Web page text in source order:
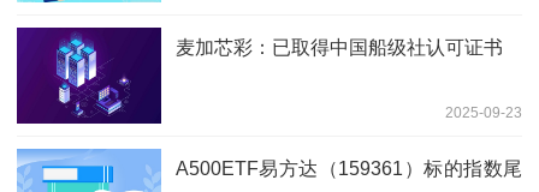
麦加芯彩：已取得中国船级社认可证书
2025-09-23
A500ETF易方达（159361）标的指数尾